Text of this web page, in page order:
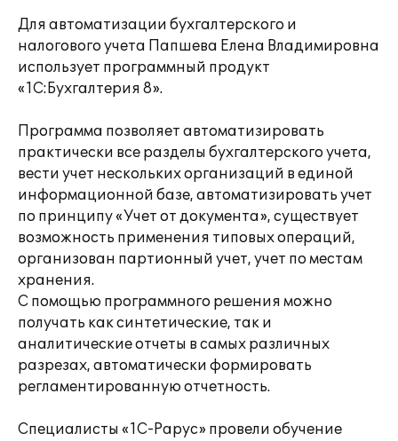
Для автоматизации бухгалтерского и
налогового учета Папшева Елена Владимировна
использует программный продукт
«1С:Бухгалтерия 8».
Программа позволяет автоматизировать
практически все разделы бухгалтерского учета,
вести учет нескольких организаций в единой
информационной базе, автоматизировать учет
по принципу «Учет от документа», существует
возможность применения типовых операций,
организован партионный учет, учет по местам
хранения.
С помощью программного решения можно
получать как синтетические, так и
аналитические отчеты в самых различных
разрезах, автоматически формировать
регламентированную отчетность.
Специалисты «1С-Рарус» провели обучение